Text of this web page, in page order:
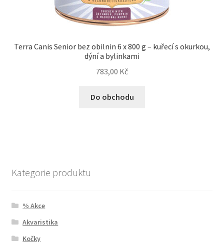
Terra Canis Senior bez obilnin 6 x 800 g – kuřecí s okurkou,
dýní a bylinkami
783,00 Kč
Do obchodu
Kategorie produktu
% Akce
Akvaristika
Kočky